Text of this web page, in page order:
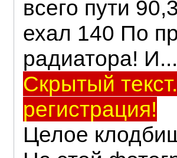
всего пути
ехал 140 По
радиатора! И...
Скрытый
регистрация!
Целое